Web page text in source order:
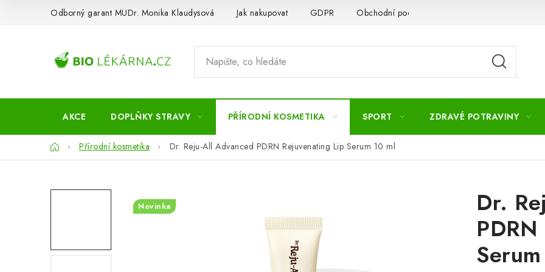
Odborný garant MUDr. Monika Klaudysová Jak nakupovat GDPR Obchodní podmínky
AKCE DOPLŇKY STRAVY PŘÍRODNÍ KOSMETIKA SPORT ZDRAVÉ POTRAVINY
DomůPřírodní kosmetika Dr. Reju-All Advanced PDRN Rejuvenating Lip Serum 10 ml
Dr.
Novinka